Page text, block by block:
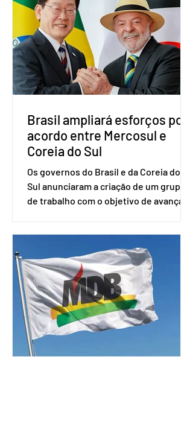
vice-presidente. A convenção contou
com a presença do presidente nacional
do partido, Eduardo Ribeiro, e do
senador Eduardo Girão, filiado ao Novo
desde fevereiro de 2023. Formado em
administração de empresas pela
Fundaç
Brasil ampliará esforços por
acordo entre Mercosul e
Coreia do Sul
Os governos do Brasil e da Coreia do
Sul anunciaram a criação de um grupo
de trabalho com o objetivo de avançar
Uruguai, além de outros países
associados. “Decidimos criar um grupo
de trabalho que vai identificar
sensibilidades dos dois lados e evitar
que elas sejam um empecilho para a
retomada das negociações de um
acordo do Mercosul com a Coreia”,
disse o presiden